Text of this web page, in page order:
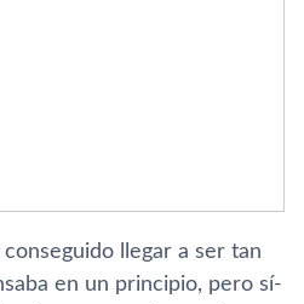
conseguido llegar a ser tan
en un principio, pero sí­